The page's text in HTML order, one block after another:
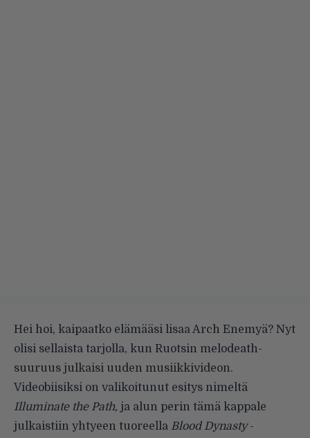
Hei hoi, kaipaatko elämääsi lisaa Arch Enemyä? Nyt
olisi sellaista tarjolla, kun Ruotsin melodeath-
suuruus julkaisi uuden musiikkivideon.
Videobiisiksi on valikoitunut esitys nimeltä
Illuminate the Path, ja alun perin tämä kappale
julkaistiin yhtyeen tuoreella Blood Dynasty-